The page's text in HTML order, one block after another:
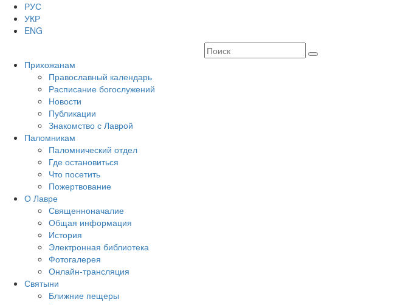
РУС
УКР
ENG
Прихожанам
Православный календарь
Расписание богослужений
Новости
Публикации
Знакомство с Лаврой
Паломникам
Паломнический отдел
Где остановиться
Что посетить
Пожертвование
О Лавре
Священноначалие
Общая информация
История
Электронная библиотека
Фотогалерея
Онлайн-трансляция
Святыни
Ближние пещеры